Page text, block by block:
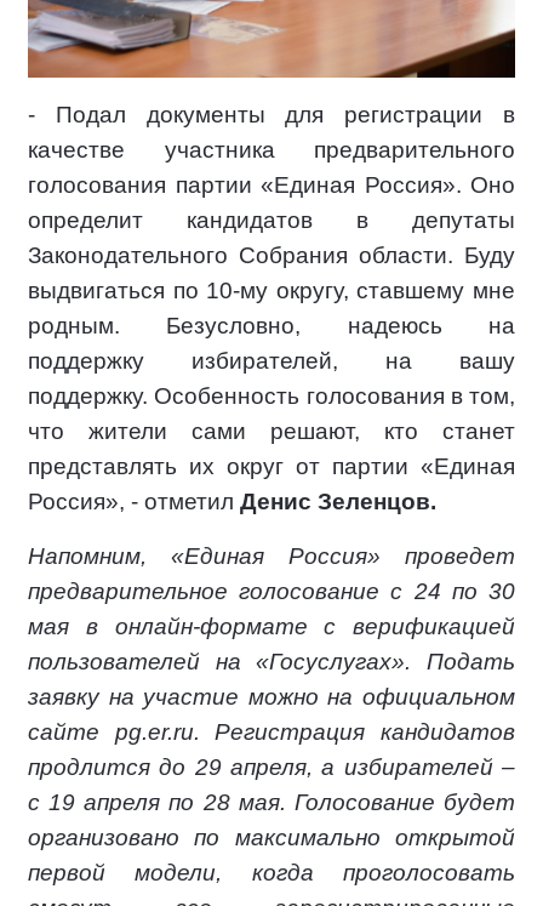
- Подал документы для регистрации в
качестве участника предварительного
голосования партии «Единая Россия». Оно
определит кандидатов в депутаты
Законодательного Собрания области. Буду
выдвигаться по 10-му округу, ставшему мне
родным. Безусловно, надеюсь на
поддержку избирателей, на вашу
поддержку. Особенность голосования в том,
что жители сами решают, кто станет
представлять их округ от партии «Единая
Россия», - отметил Денис Зеленцов.
Напомним, «Единая Россия» проведет
предварительное голосование с 24 по 30
мая в онлайн-формате с верификацией
пользователей на «Госуслугах». Подать
заявку на участие можно на официальном
сайте pg.er.ru. Регистрация кандидатов
продлится до 29 апреля, а избирателей –
с 19 апреля по 28 мая. Голосование будет
организовано по максимально открытой
первой модели, когда проголосовать